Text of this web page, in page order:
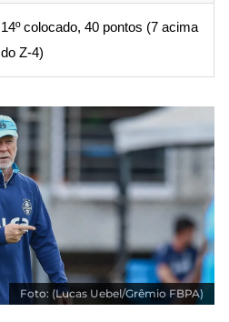
14º colocado, 40 pontos (7 acima
do Z-4)
Foto: (Lucas Uebel/Grêmio FBPA)